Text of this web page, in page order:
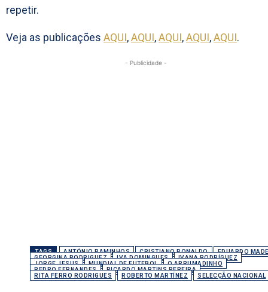
repetir.
Veja as publicações AQUI,AQUI,AQUI,AQUI,AQUI.
- Publicidade -
TAGS ANTÓNIO RAMINHOS CRISTIANO RONALDO
EDUARDO
GEORGINA RODRIGUEZ
IVA DOMINGUES
IVANA RODRÍGUEZ
JORGE JESUS
MUNDIAL DE FUTEBOL
O ARRUMADINHO
PEDRO FERNANDES
RICARDO MARTINS PEREIRA
RITA FERRO RODRIGUES
ROBERTO MARTÍNEZ SELECÇÃO NACIONAL